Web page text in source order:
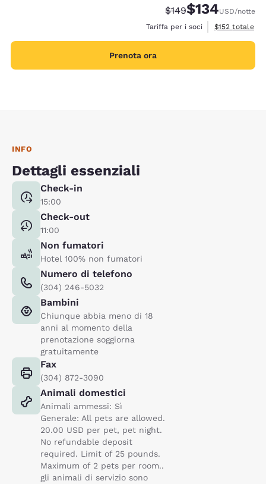
Tariffa di barratura:
$149Tariffa scontata:
$134USD/notte
Tariffa per i soci
Visualizza i
$152 totale
Prenota ora
INFO
Dettagli essenziali
Check-in
15:00
Check-out
11:00
Non fumatori
Hotel 100% non fumatori
Numero di telefono
(304) 246-5032
Bambini
Chiunque abbia meno di 18
anni al momento della
prenotazione soggiorna
gratuitamente
Fax
(304) 872-3090
Animali domestici
Animali ammessi: Sì
Generale: All pets are allowed.
20.00 USD per pet, pet night.
No refundable deposit
required. Limit of 25 pounds.
Maximum of 2 pets per room..
gli animali di servizio sono